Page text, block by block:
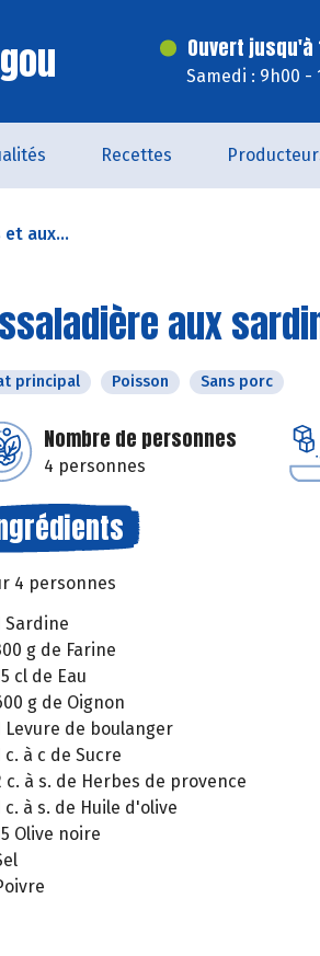
Ouvert jusqu'à
Samedi : 9h00 -
Recettes
et aux...
aux
principal Poisson Sans porc
Nombre de personnes
4 personnes
4 personnes
Sardine
g de Farine
cl de Eau
g de Oignon
Levure de boulanger
c. à c de Sucre
c. à s. de Herbes de provence
c. à s. de Huile d'olive
Olive noire